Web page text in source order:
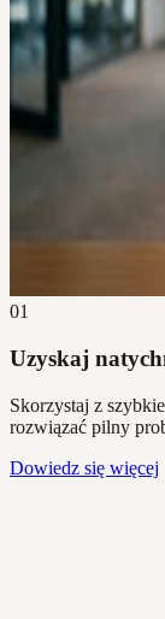
01
Uzyskaj
Skorzystaj z
rozwiązać pilny
Dowiedz się więcej